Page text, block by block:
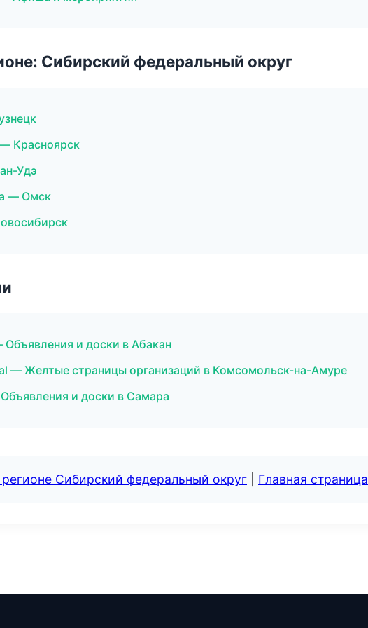
Сибирский федеральный округ
Красноярск
Удэ
— Омск
и доски в Абакан
— Желтые страницы организаций в Комсомольск-на-Амуре
и доски в Самара
Сибирский федеральный округ Главная страница